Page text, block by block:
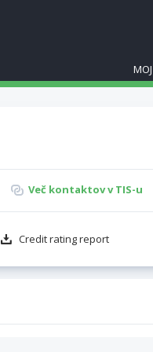
Več kontaktov v TIS-u
Credit rating report